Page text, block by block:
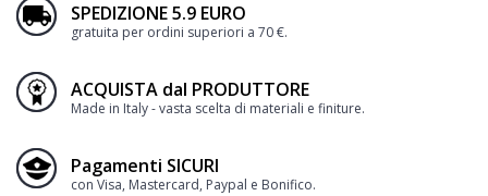
SPEDIZIONE 5.9 EURO
gratuita per ordini superiori a 70 €.
ACQUISTA dal PRODUTTORE
Made in Italy - vasta scelta di materiali e finiture.
Pagamenti SICURI
con Visa, Mastercard, Paypal e Bonifico.